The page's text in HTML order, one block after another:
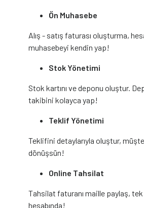
Ön Muhasebe
Alış - satış faturası oluşturma,
muhasebeyi kendin yap!
Stok Yönetimi
Stok kartını ve deponu oluştur.
takibini kolayca yap!
Teklif Yönetimi
Teklifini detaylarıyla oluştur,
dönüşsün!
Online Tahsilat
Tahsilat faturanı maille paylaş,
hesabında!